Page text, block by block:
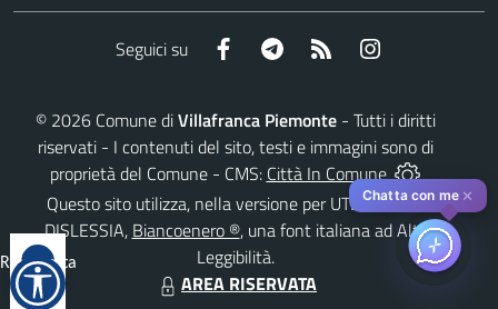
Seguici su Facebook Telegram RSS
© 2026 Comune diVillafranca Piemonte - Tutti i diritti
riservati - I contenuti del sito, testi e immagini sono di
proprietà del Comune - CMS: Città In Comune
Questo sito utilizza, nella versione per UTENTI CON
DISLESSIA, Biancoenero ®, una font italiana ad Alta
Leggibilità.
AREA RISERVATA
Reimposta
tutto
Chatta con me ✕